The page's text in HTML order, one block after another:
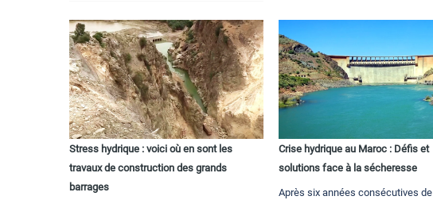
Stress hydrique : voici où en sont les
travaux de construction des grands
barrages
Crise hydrique au Maroc : Défis et
solutions face à la sécheresse
Après six années consécutives de